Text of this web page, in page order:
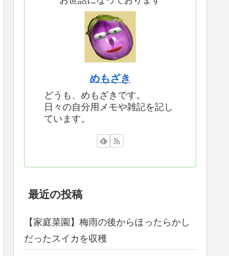
めもざき
どうも、めもざきです。
日々の自分用メモや雑記を記し
ています。
最近の投稿
【家庭菜園】梅雨の後からほったらかし
だったスイカを収穫